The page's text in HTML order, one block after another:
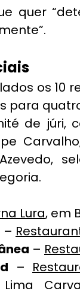
quer
os 10
para
de júri,
Lura, em
–
–
–